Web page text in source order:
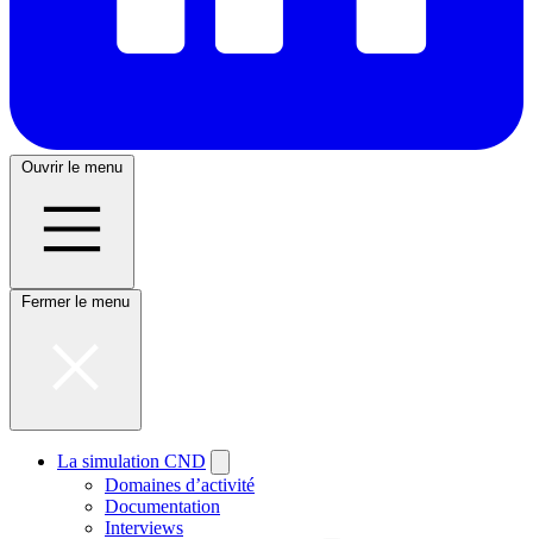
Ouvrir le menu
Fermer le menu
La simulation CND
Domaines d’activité
Documentation
Interviews